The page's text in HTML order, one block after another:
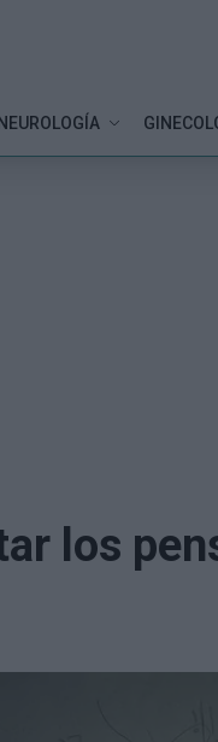
NEUROLOGÍA
los